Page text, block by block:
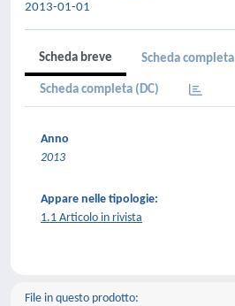
2013-01-01
Scheda breve Scheda completa
Scheda completa (DC)
Anno
2013
Appare nelle tipologie:
1.1 Articolo in rivista
File in questo prodotto: